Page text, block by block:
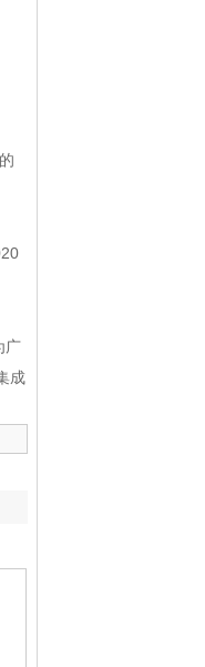
广
成